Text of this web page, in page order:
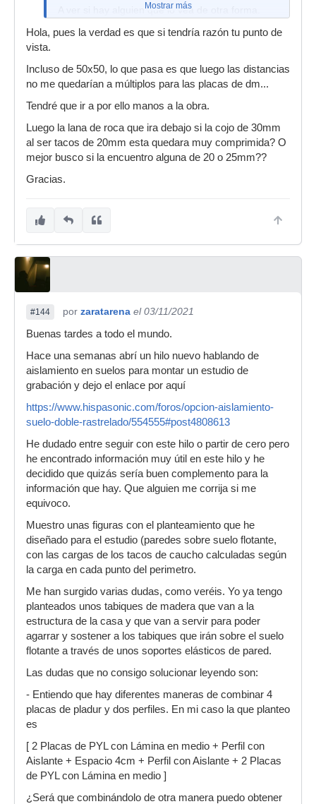
A ver si hay alguien que lo vea de otra forma.
Mostrar más
Hola, pues la verdad es que si tendría razón tu punto de
vista.
Incluso de 50x50, lo que pasa es que luego las distancias
no me quedarían a múltiplos para las placas de dm...
Tendré que ir a por ello manos a la obra.
Luego la lana de roca que ira debajo si la cojo de 30mm
al ser tacos de 20mm esta quedara muy comprimida? O
mejor busco si la encuentro alguna de 20 o 25mm??
Gracias.
#144 por zaratarena el 03/11/2021
Buenas tardes a todo el mundo.
Hace una semanas abrí un hilo nuevo hablando de
aislamiento en suelos para montar un estudio de
grabación y dejo el enlace por aquí
https://www.hispasonic.com/foros/opcion-aislamiento-
suelo-doble-rastrelado/554555#post4808613
He dudado entre seguir con este hilo o partir de cero pero
he encontrado información muy útil en este hilo y he
decidido que quizás sería buen complemento para la
información que hay. Que alguien me corrija si me
equivoco.
Muestro unas figuras con el planteamiento que he
diseñado para el estudio (paredes sobre suelo flotante,
con las cargas de los tacos de caucho calculadas según
la carga en cada punto del perimetro.
Me han surgido varias dudas, como veréis. Yo ya tengo
planteados unos tabiques de madera que van a la
estructura de la casa y que van a servir para poder
agarrar y sostener a los tabiques que irán sobre el suelo
flotante a través de unos soportes elásticos de pared.
Las dudas que no consigo solucionar leyendo son:
- Entiendo que hay diferentes maneras de combinar 4
placas de pladur y dos perfiles. En mi caso la que planteo
es
[ 2 Placas de PYL con Lámina en medio + Perfil con
Aislante + Espacio 4cm + Perfil con Aislante + 2 Placas
de PYL con Lámina en medio ]
¿Será que combinándolo de otra manera puedo obtener